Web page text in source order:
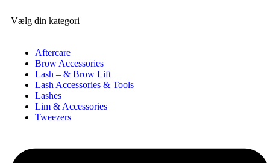
Vælg din kategori
Aftercare
Brow Accessories
Lash – & Brow Lift
Lash Accessories & Tools
Lashes
Lim & Accessories
Tweezers